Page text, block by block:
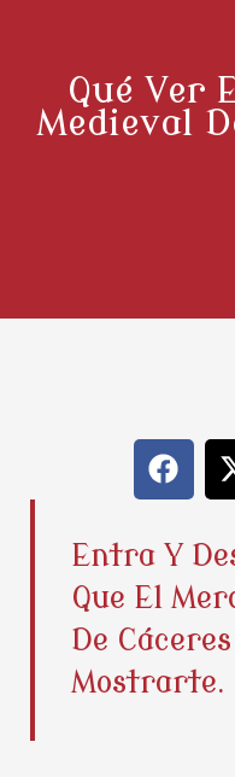
Qué Ver
Medieval
F
a
e
b
o
o
Entra Y
Que El
De
Mostrarte.